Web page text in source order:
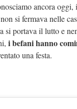
ancora oggi,
si fermava nelle
si portava il lutto e
i befani hanno
una festa.